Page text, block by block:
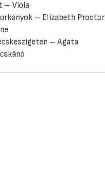
– Viola
– Elizabeth Proctor
– Agata